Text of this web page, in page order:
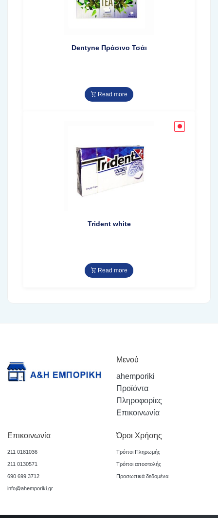
Dentyne Πράσινο Τσάι
Read more
Trident white
Read more
Μενού
ahemporiki
Προϊόντα
Πληροφορίες
Επικοινωνία
Επικοινωνία
211 0181036
211 0130571
690 699 3712
info@ahemporiki.gr
Όροι Χρήσης
Τρόποι Πληρωμής
Τρόποι αποστολής
Προσωπικά δεδομένα